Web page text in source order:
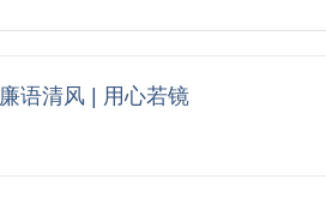
廉语清风 | 用心若镜